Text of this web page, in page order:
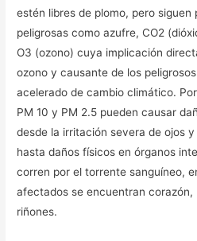
estén libres de plomo, pero
peligrosas como azufre, CO2
O3 (ozono) cuya implicación
ozono y causante de los
acelerado de cambio climático.
PM 10 y PM 2.5 pueden causar
desde la irritación severa de ojos
hasta daños físicos en órganos
corren por el torrente sanguíneo,
afectados se encuentran corazón,
riñones.